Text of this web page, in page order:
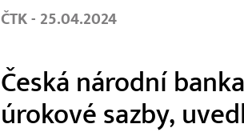
ČTK - 25.04.2024
Česká národní
úrokové sazby,